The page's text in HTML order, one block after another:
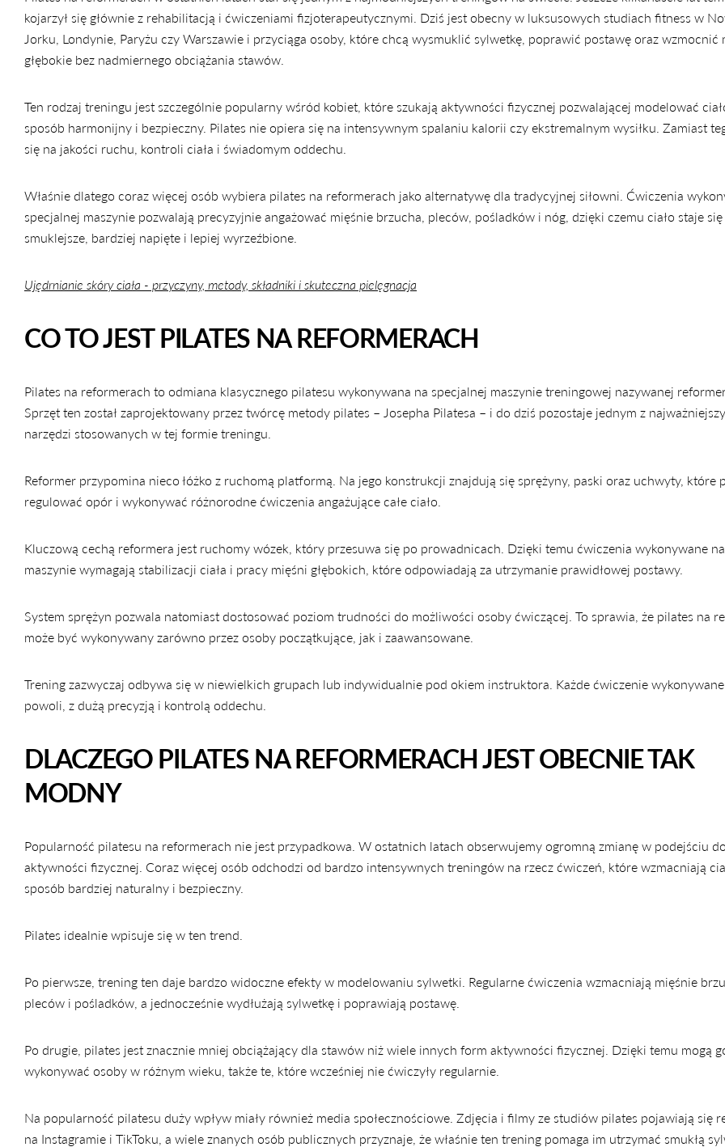
kojarzył się głównie z rehabilitacją i ćwiczeniami fizjoterapeutycznymi. Dziś jest obecny w luksusowych studiach fitness w
Jorku, Londynie, Paryżu czy Warszawie i przyciąga osoby, które chcą wysmuklić sylwetkę, poprawić postawę oraz wzmocnić
głębokie bez nadmiernego obciążania stawów.
Ten rodzaj treningu jest szczególnie popularny wśród kobiet, które szukają aktywności fizycznej pozwalającej modelować
sposób harmonijny i bezpieczny. Pilates nie opiera się na intensywnym spalaniu kalorii czy ekstremalnym wysiłku. Zamiast
się na jakości ruchu, kontroli ciała i świadomym oddechu.
Właśnie dlatego coraz więcej osób wybiera pilates na reformerach jako alternatywę dla tradycyjnej siłowni. Ćwiczenia
specjalnej maszynie pozwalają precyzyjnie angażować mięśnie brzucha, pleców, pośladków i nóg, dzięki czemu ciało staje się
smuklejsze, bardziej napięte i lepiej wyrzeźbione.
Ujędrnianie skóry ciała - przyczyny, metody, składniki i skuteczna pielęgnacja
CO TO JEST PILATES NA REFORMERACH
Pilates na reformerach to odmiana klasycznego pilatesu wykonywana na specjalnej maszynie treningowej nazywanej
Sprzęt ten został zaprojektowany przez twórcę metody pilates – Josepha Pilatesa – i do dziś pozostaje jednym z
narzędzi stosowanych w tej formie treningu.
Reformer przypomina nieco łóżko z ruchomą platformą. Na jego konstrukcji znajdują się sprężyny, paski oraz uchwyty, które
regulować opór i wykonywać różnorodne ćwiczenia angażujące całe ciało.
Kluczową cechą reformera jest ruchomy wózek, który przesuwa się po prowadnicach. Dzięki temu ćwiczenia wykonywane na
maszynie wymagają stabilizacji ciała i pracy mięśni głębokich, które odpowiadają za utrzymanie prawidłowej postawy.
System sprężyn pozwala natomiast dostosować poziom trudności do możliwości osoby ćwiczącej. To sprawia, że pilates na
może być wykonywany zarówno przez osoby początkujące, jak i zaawansowane.
Trening zazwyczaj odbywa się w niewielkich grupach lub indywidualnie pod okiem instruktora. Każde ćwiczenie
powoli, z dużą precyzją i kontrolą oddechu.
DLACZEGO PILATES NA REFORMERACH JEST OBECNIE TAK
MODNY
Popularność pilatesu na reformerach nie jest przypadkowa. W ostatnich latach obserwujemy ogromną zmianę w podejściu do
aktywności fizycznej. Coraz więcej osób odchodzi od bardzo intensywnych treningów na rzecz ćwiczeń, które wzmacniają
sposób bardziej naturalny i bezpieczny.
Pilates idealnie wpisuje się w ten trend.
Po pierwsze, trening ten daje bardzo widoczne efekty w modelowaniu sylwetki. Regularne ćwiczenia wzmacniają mięśnie
pleców i pośladków, a jednocześnie wydłużają sylwetkę i poprawiają postawę.
Po drugie, pilates jest znacznie mniej obciążający dla stawów niż wiele innych form aktywności fizycznej. Dzięki temu mogą
wykonywać osoby w różnym wieku, także te, które wcześniej nie ćwiczyły regularnie.
Na popularność pilatesu duży wpływ miały również media społecznościowe. Zdjęcia i filmy ze studiów pilates pojawiają się
na Instagramie i TikToku, a wiele znanych osób publicznych przyznaje, że właśnie ten trening pomaga im utrzymać smukłą
UDOSTĘPNIJ TEN ARTYKUŁ
Udostępnij
na
Udostępnij
na
Przypnij
na